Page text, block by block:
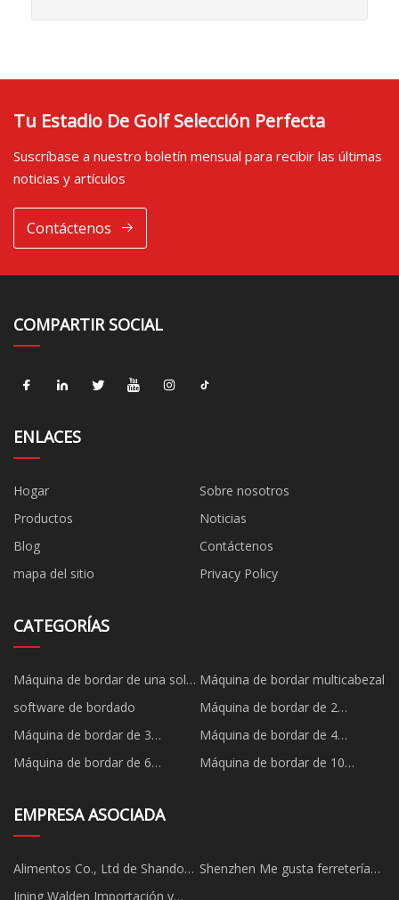
Tu Estadio De Golf Selección Perfecta
Suscríbase a nuestro boletín mensual para recibir las últimas
noticias y artículos
Contáctenos
COMPARTIR SOCIAL
ENLACES
Hogar
Sobre nosotros
Productos
Noticias
Blog
Contáctenos
mapa del sitio
Privacy Policy
CATEGORÍAS
Máquina de bordar de una sola
cabeza
Máquina de bordar multicabezal
software de bordado
Máquina de bordar de 2
cabezales
Máquina de bordar de 3
cabezas
Máquina de bordar de 4
cabezales
Máquina de bordar de 6
Máquina de bordar de 10
EMPRESA ASOCIADA
Alimentos Co., Ltd de Shandong
Tianqi
Shenzhen Me gusta ferretería
Jining Walden Importación y